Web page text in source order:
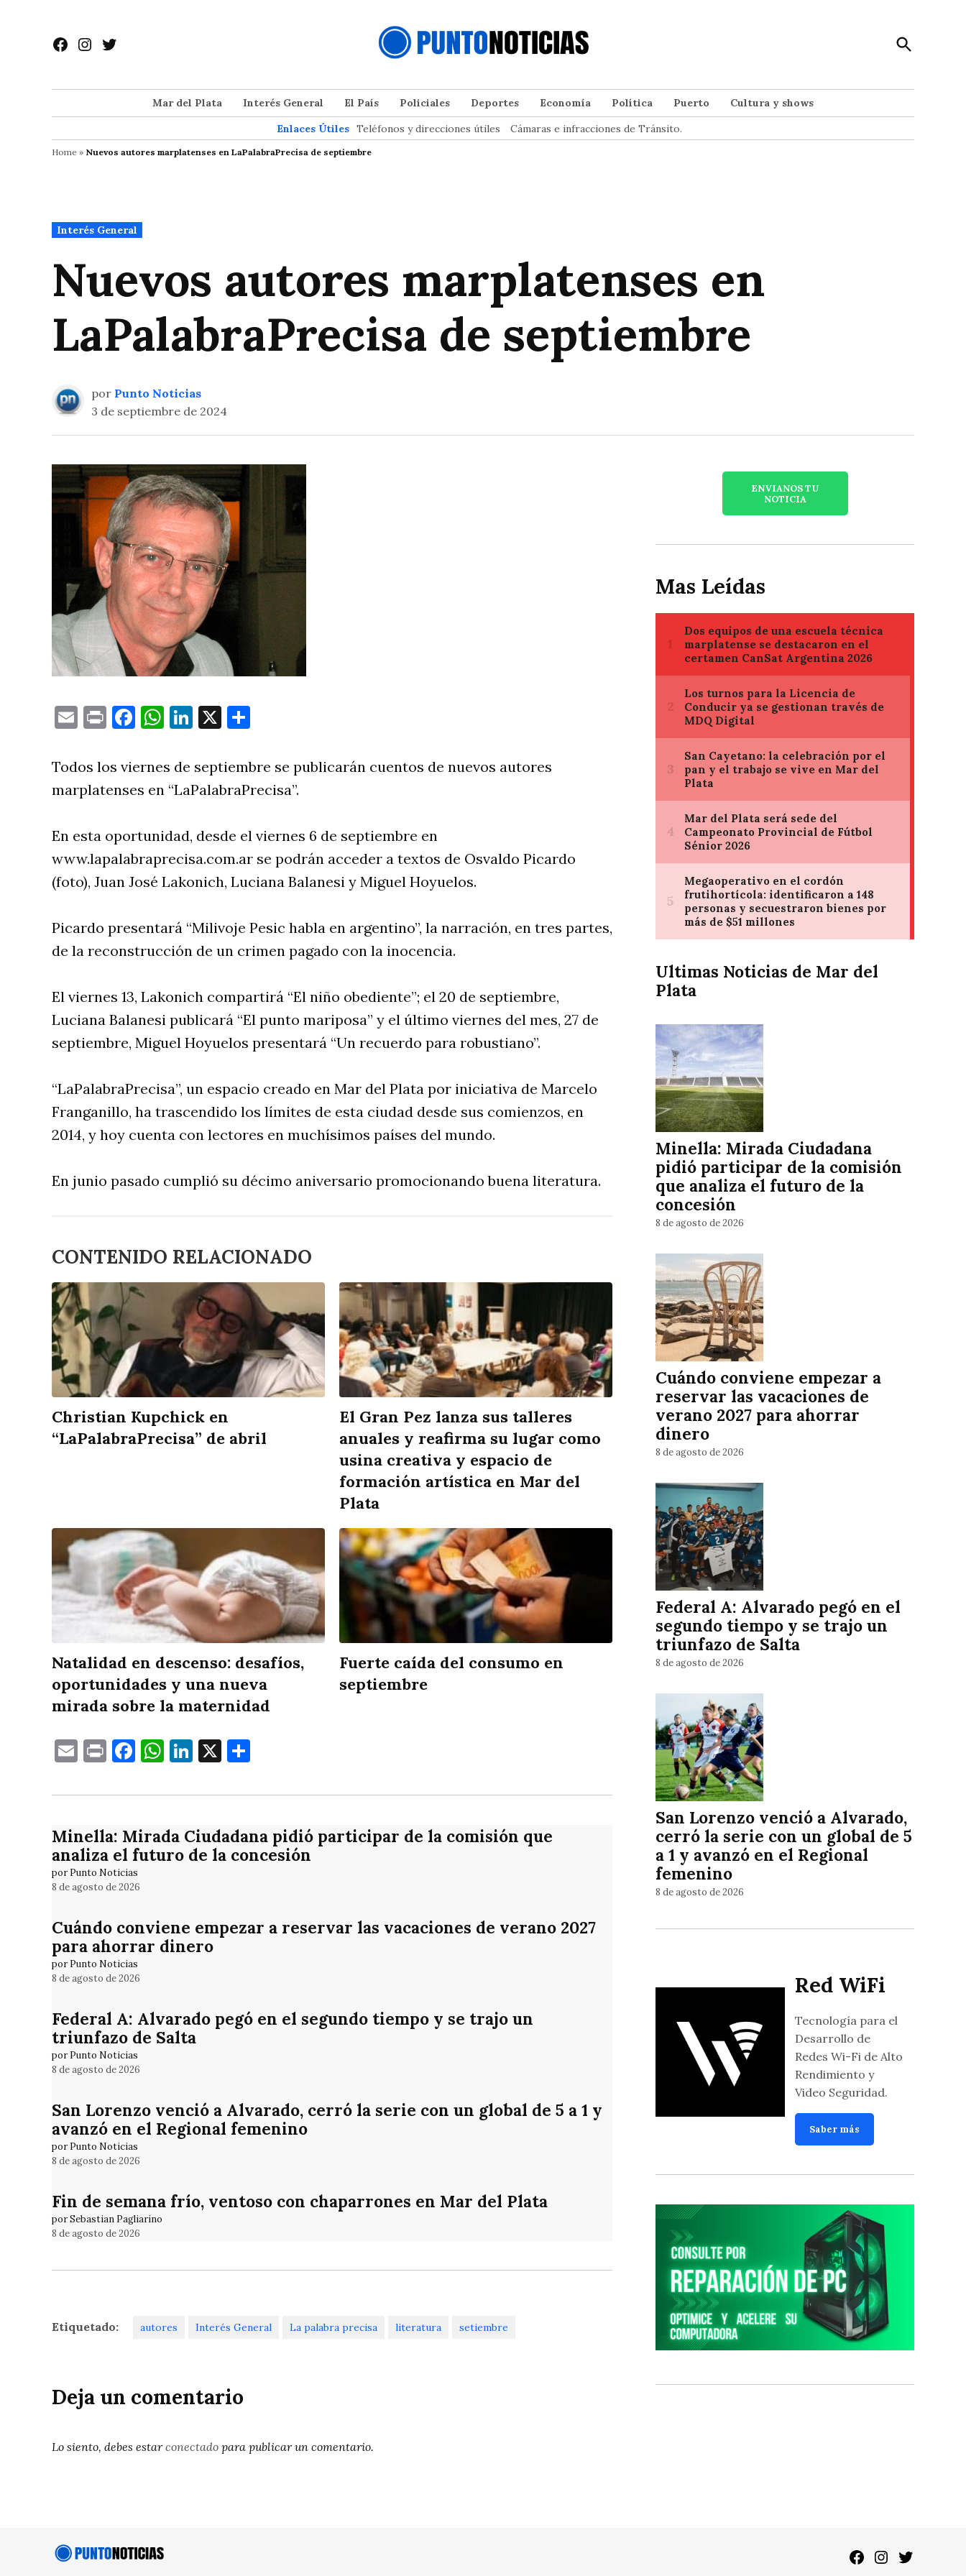
contenido
Facebook
Instagram
Twitter
Open
Search
Mar del Plata Interés General El País Policiales Deportes Economía Política Puerto
Cultura y shows
Enlaces Útiles Teléfonos y direcciones útiles Cámaras e infracciones de Tránsito.
Home » Nuevos autores marplatenses en LaPalabraPrecisa de septiembre
Publicado
en
Interés General
Nuevos autores marplatenses en
LaPalabraPrecisa de septiembre
por Punto Noticias
3 de septiembre de 2024
EmailPrintFacebook
WhatsApp
LinkedIn
X
Todos los viernes de septiembre se publicarán cuentos de nuevos autores
marplatenses en “LaPalabraPrecisa”.
En esta oportunidad, desde el viernes 6 de septiembre en
www.lapalabraprecisa.com.ar se podrán acceder a textos de Osvaldo Picardo
(foto), Juan José Lakonich, Luciana Balanesi y Miguel Hoyuelos.
Picardo presentará “Milivoje Pesic habla en argentino”, la narración, en tres partes,
de la reconstrucción de un crimen pagado con la inocencia.
El viernes 13, Lakonich compartirá “El niño obediente”; el 20 de septiembre,
Luciana Balanesi publicará “El punto mariposa” y el último viernes del mes, 27 de
septiembre, Miguel Hoyuelos presentará “Un recuerdo para robustiano”.
“LaPalabraPrecisa”, un espacio creado en Mar del Plata por iniciativa de Marcelo
Franganillo, ha trascendido los límites de esta ciudad desde sus comienzos, en
2014, y hoy cuenta con lectores en muchísimos países del mundo.
En junio pasado cumplió su décimo aniversario promocionando buena literatura.
CONTENIDO RELACIONADO
Christian Kupchick en
“LaPalabraPrecisa” de abril
El Gran Pez lanza sus talleres
anuales y reafirma su lugar como
usina creativa y espacio de
formación artística en Mar del
Plata
Natalidad en descenso: desafíos,
oportunidades y una nueva
mirada sobre la maternidad
Fuerte caída del consumo en
septiembre
EmailPrintFacebook
WhatsApp
LinkedIn
X
Minella: Mirada Ciudadana pidió participar de la comisión que
analiza el futuro de la concesión
por Punto Noticias
8 de agosto de 2026
Cuándo conviene empezar a reservar las vacaciones de verano 2027
para ahorrar dinero
por Punto Noticias
8 de agosto de 2026
Federal A: Alvarado pegó en el segundo tiempo y se trajo un
triunfazo de Salta
por Punto Noticias
8 de agosto de 2026
San Lorenzo venció a Alvarado, cerró la serie con un global de 5 a 1 y
avanzó en el Regional femenino
por Punto Noticias
8 de agosto de 2026
Fin de semana frío, ventoso con chaparrones en Mar del Plata
por Sebastian Pagliarino
8 de agosto de 2026
Etiquetado: autores Interés General La palabra precisa literatura setiembre
Deja un comentario
Lo siento, debes estarconectado para publicar un comentario.
ENVIANOS TU
NOTICIA
Mas Leídas
Ultimas Noticias de Mar del
Plata
Minella: Mirada Ciudadana
pidió participar de la comisión
que analiza el futuro de la
concesión
8 de agosto de 2026
Cuándo conviene empezar a
reservar las vacaciones de
verano 2027 para ahorrar
dinero
8 de agosto de 2026
Federal A: Alvarado pegó en el
segundo tiempo y se trajo un
triunfazo de Salta
8 de agosto de 2026
San Lorenzo venció a Alvarado,
cerró la serie con un global de 5
a 1 y avanzó en el Regional
femenino
8 de agosto de 2026
Red WiFi
Tecnología para el
Desarrollo de
Redes Wi-Fi de Alto
Rendimiento y
Video Seguridad.
Saber más
Facebook
Instagram
Twitter